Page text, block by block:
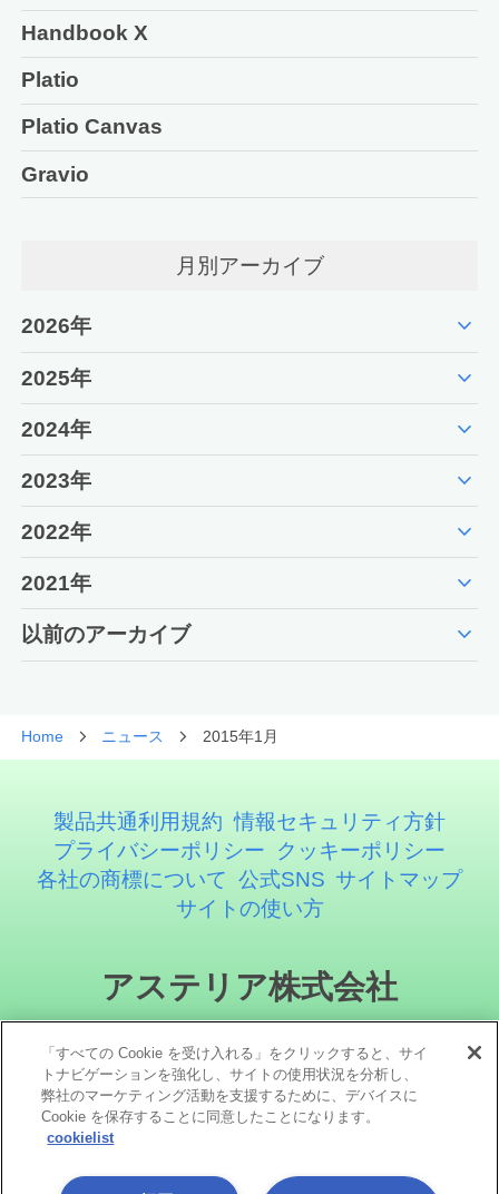
Handbook X
Platio
Platio Canvas
Gravio
月別アーカイブ
2026年 expand_more
2025年 expand_more
2024年 expand_more
2023年 expand_more
2022年 expand_more
2021年 expand_more
以前のアーカイブ expand_more
Home ニュース 2015年1月
製品共通利用規約 情報セキュリティ方針
プライバシーポリシー
クッキーポリシー
各社の商標について 公式SNS サイトマップ
サイトの使い方
アステリア株式会社
「すべての Cookie を受け入れる」をクリックすると、サイ
トナビゲーションを強化し、サイトの使用状況を分析し、
弊社のマーケティング活動を支援するために、デバイスに
Cookie を保存することに同意したことになります。
cookielist